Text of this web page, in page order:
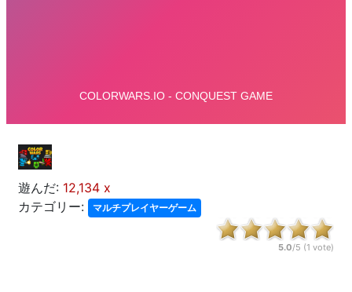
遊んだ: 12,134 x
カテゴリー:
マルチプレイヤーゲーム
5.0/5 (1 vote)